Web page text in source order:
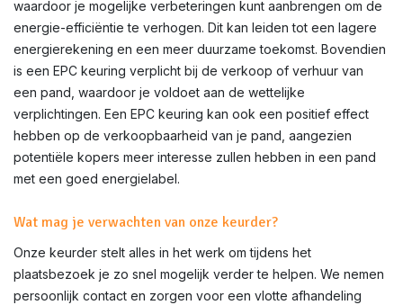
waardoor je mogelijke verbeteringen kunt aanbrengen om de
energie-efficiëntie te verhogen. Dit kan leiden tot een lagere
energierekening en een meer duurzame toekomst. Bovendien
is een EPC keuring verplicht bij de verkoop of verhuur van
een pand, waardoor je voldoet aan de wettelijke
verplichtingen. Een EPC keuring kan ook een positief effect
hebben op de verkoopbaarheid van je pand, aangezien
potentiële kopers meer interesse zullen hebben in een pand
met een goed energielabel.
Wat mag je verwachten van onze keurder?
Onze keurder stelt alles in het werk om tijdens het
plaatsbezoek je zo snel mogelijk verder te helpen. We nemen
persoonlijk contact en zorgen voor een vlotte afhandeling